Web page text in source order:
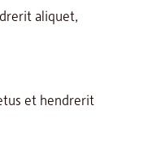
aliquet,
et hendrerit